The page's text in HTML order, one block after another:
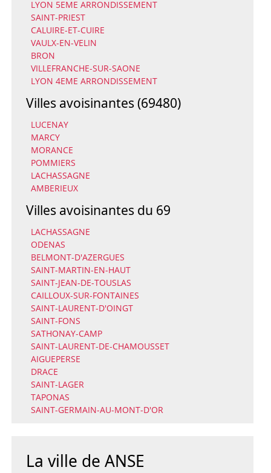
LYON 5EME ARRONDISSEMENT
SAINT-PRIEST
CALUIRE-ET-CUIRE
VAULX-EN-VELIN
BRON
VILLEFRANCHE-SUR-SAONE
LYON 4EME ARRONDISSEMENT
Villes avoisinantes (69480)
LUCENAY
MARCY
MORANCE
POMMIERS
LACHASSAGNE
AMBERIEUX
Villes avoisinantes du 69
LACHASSAGNE
ODENAS
BELMONT-D'AZERGUES
SAINT-MARTIN-EN-HAUT
SAINT-JEAN-DE-TOUSLAS
CAILLOUX-SUR-FONTAINES
SAINT-LAURENT-D'OINGT
SAINT-FONS
SATHONAY-CAMP
SAINT-LAURENT-DE-CHAMOUSSET
AIGUEPERSE
DRACE
SAINT-LAGER
TAPONAS
SAINT-GERMAIN-AU-MONT-D'OR
La ville de ANSE